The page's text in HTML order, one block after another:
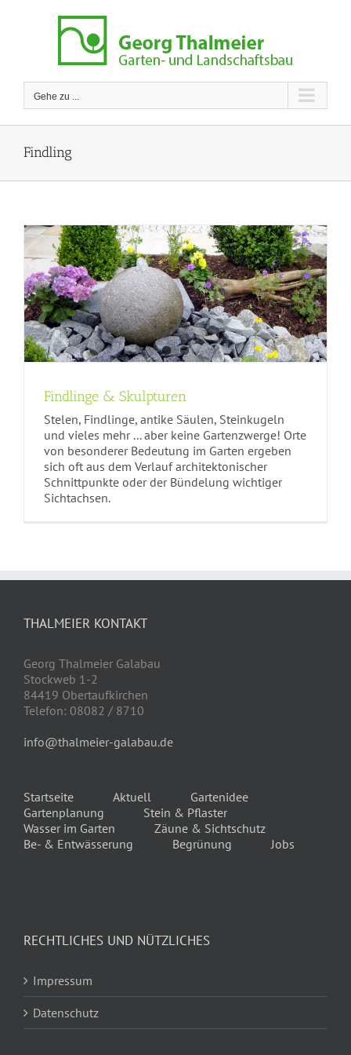
Gehe zu ...
Findling
Findlinge & Skulpturen
Stelen, Findlinge, antike Säulen, Steinkugeln
und vieles mehr ... aber keine Gartenzwerge! Orte
von besonderer Bedeutung im Garten ergeben
sich oft aus dem Verlauf architektonischer
Schnittpunkte oder der Bündelung wichtiger
Sichtachsen.
THALMEIER KONTAKT
Georg Thalmeier Galabau
Stockweb 1-2
84419 Obertaufkirchen
Telefon: 08082 / 8710
info@thalmeier-galabau.de
Startseite Aktuell
Gartenidee
Gartenplanung
Stein & Pflaster
Wasser im Garten
Zäune & Sichtschutz
Be- & Entwässerung
Begrünung Jobs
RECHTLICHES UND NÜTZLICHES
Impressum
Datenschutz